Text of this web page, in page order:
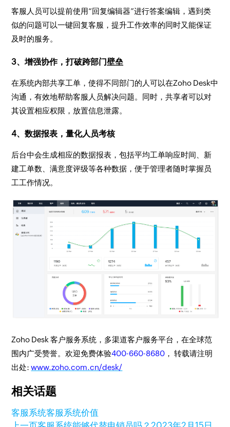
客服人员可以提前使用“回复编辑器”进行答案编辑，遇到类
似的问题可以一键回复客服，提升工作效率的同时又能保证
及时的服务。
3、增强协作，打破跨部门壁垒
在系统内部共享工单，使得不同部门的人可以在Zoho Desk中
沟通，有效地帮助客服人员解决问题。同时，共享者可以对
其设置相应权限，放置信息泄露。
4、数据报表，量化人员考核
后台中会生成相应的数据报表，包括平均工单响应时间、新
建工单数、满意度评级等各种数据，便于管理者随时掌握员
工工作情况。
Zoho Desk 客户服务系统，多渠道客户服务平台，在全球范
围内广受赞誉。欢迎免费体验400-660-8680 ， 转载请注明
出处:www.zoho.com.cn/desk/
相关话题
客服系统客服系统价值